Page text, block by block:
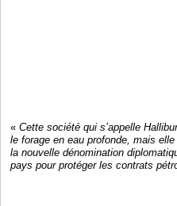
«Cette société qui s’appelle
le forage en eau profonde, mais
la nouvelle dénomination
pays pour protéger les contrats